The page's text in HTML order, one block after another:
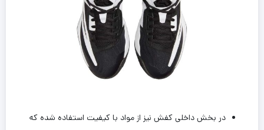
در بخش داخلی کفش نیز از مواد با کیفیت استفاده شده که